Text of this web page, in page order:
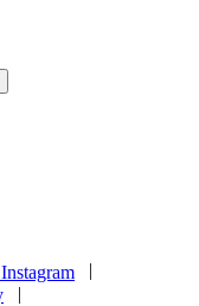
|